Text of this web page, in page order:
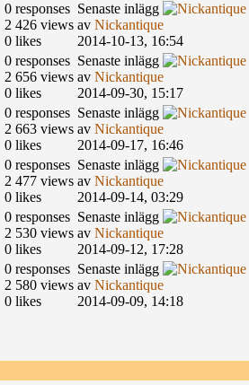
0 responses
2 426 views
0 likes
Senaste inlägg
av Nickantique
2014-10-13, 16:54
0 responses
2 656 views
0 likes
Senaste inlägg
av Nickantique
2014-09-30, 15:17
0 responses
2 663 views
0 likes
Senaste inlägg
av Nickantique
2014-09-17, 16:46
0 responses
2 477 views
0 likes
Senaste inlägg
av Nickantique
2014-09-14, 03:29
0 responses
2 530 views
0 likes
Senaste inlägg
av Nickantique
2014-09-12, 17:28
0 responses
2 580 views
0 likes
Senaste inlägg
av Nickantique
2014-09-09, 14:18